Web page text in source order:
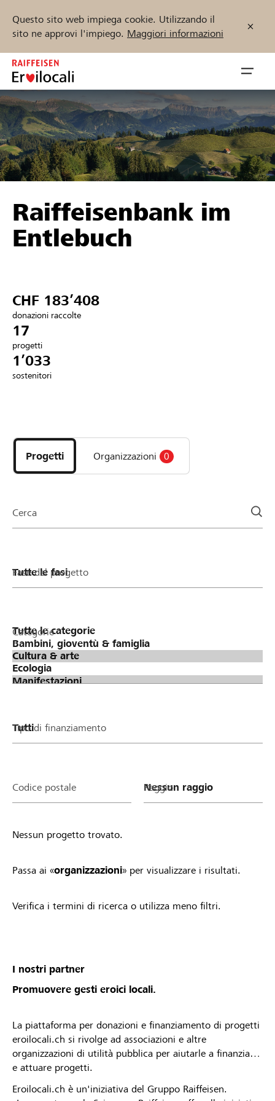
Questo sito web impiega cookie. Utilizzando il
sito ne approvi l'impiego. Maggiori informazioni
Zum
Inhalt
springen
öffnen
Sostenere
Aiuto & supporto
Collegarsi
Trova progetti e organizzazioni
Inizia ora
DE FR IT
Raiffeisenbank im
Entlebuch
CHF 183’408
donazioni raccolte
17
progetti
1’033
sostenitori
i
progetti
e
della
Progetti Organizzazioni 0
Cerca
Fase del progetto
Categorie
Tipo di finanziamento
Codice postale Raggio
Nessun progetto trovato.
Passa ai «organizzazioni» per visualizzare i risultati.
Verifica i termini di ricerca o utilizza meno filtri.
I nostri partner
Promuovere gesti eroici locali.
La piattaforma per donazioni e finanziamento di progetti
eroilocali.ch si rivolge ad associazioni e altre
organizzazioni di utilità pubblica per aiutarle a finanziare
e attuare progetti.
Eroilocali.ch è un'iniziativa del Gruppo Raiffeisen.